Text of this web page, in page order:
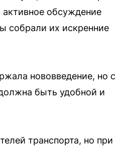
обсуждение
собрали их искренние
нововведение, но с
быть удобной и
транспорта, но при